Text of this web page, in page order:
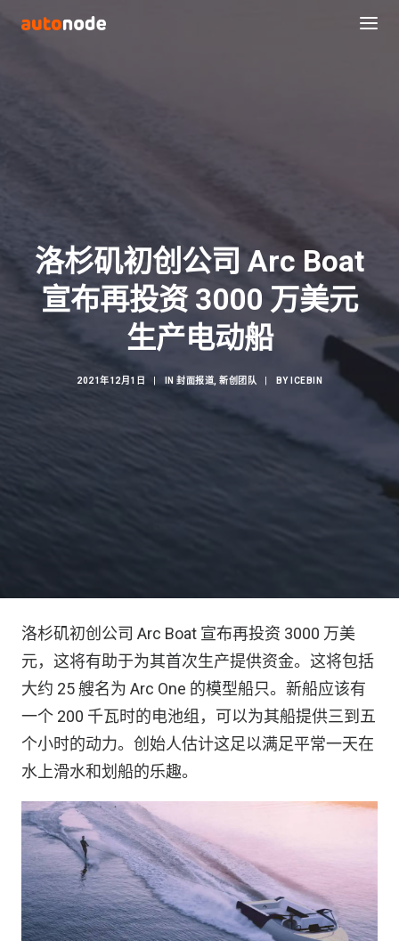
Search
洛杉矶初创公司 Arc Boat
宣布再投资 3000 万美元
生产电动船
2021年12月1日 IN 封面报道 新创团队 BY ICEBIN
洛杉矶初创公司 Arc Boat 宣布再投资 3000 万美
元，这将有助于为其首次生产提供资金。这将包括
大约 25 艘名为 Arc One 的模型船只。新船应该有
一个 200 千瓦时的电池组，可以为其船提供三到五
个小时的动力。创始人估计这足以满足平常一天在
水上滑水和划船的乐趣。